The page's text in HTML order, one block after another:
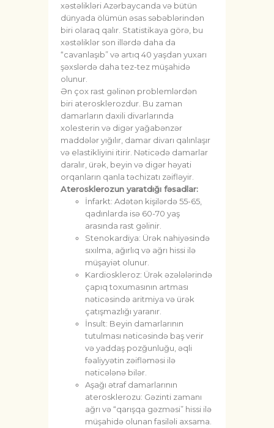
xəstəlikləri Azərbaycanda və bütün
dünyada ölümün əsas səbəblərindən
biri olaraq qalır. Statistikaya görə, bu
xəstəliklər son illərdə daha da
“cavanlaşıb” və artıq 40 yaşdan yuxarı
şəxslərdə daha tez-tez müşahidə
olunur.
Ən çox rast gəlinən problemlərdən
biri aterosklerozdur. Bu zaman
damarların daxili divarlarında
xolesterin və digər yağabənzər
maddələr yığılır, damar divarı qalınlaşır
və elastikliyini itirir. Nəticədə damarlar
daralır, ürək, beyin və digər həyati
orqanların qanla təchizatı zəifləyir.
Aterosklerozun yaratdığı fəsadlar:
İnfarkt: Adətən kişilərdə 55-65,
qadınlarda isə 60-70 yaş
arasında rast gəlinir.
Stenokardiya: Ürək nahiyəsində
sıxılma, ağırlıq və ağrı hissi ilə
müşayiət olunur.
Kardioskleroz: Ürək əzələlərində
çapıq toxumasının artması
nəticəsində aritmiya və ürək
çatışmazlığı yaranır.
İnsult: Beyin damarlarının
tutulması nəticəsində baş verir
və yaddaş pozğunluğu, əqli
fəaliyyətin zəifləməsi ilə
nəticələnə bilər.
Aşağı ətraf damarlarının
aterosklerozu: Gəzinti zamanı
ağrı və “qarışqa gəzməsi” hissi ilə
müşahidə olunan fasiləli axsama.